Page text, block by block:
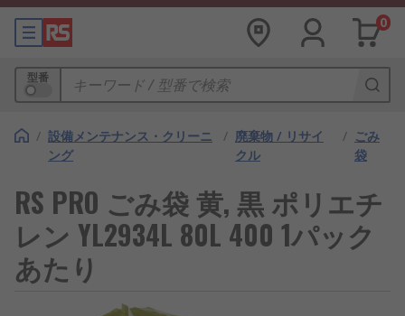
0
型番
/ 設備メンテナンス・クリーニ
ング
/ 廃棄物 / リサイ
クル
/ ごみ
袋
RS PRO ごみ袋 黄, 黒 ポリエチ
レン YL2934L 80L 400 1パック
あたり